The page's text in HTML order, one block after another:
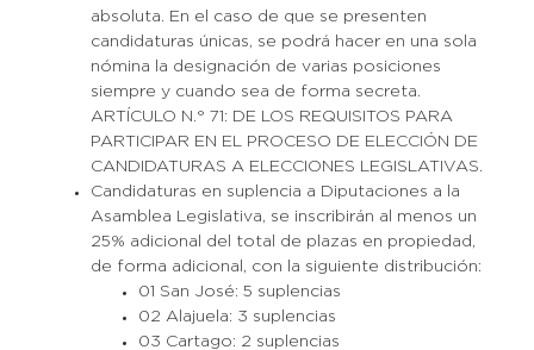
absoluta. En el caso de que se presenten
candidaturas únicas, se podrá hacer en una sola
nómina la designación de varias posiciones
siempre y cuando sea de forma secreta.
ARTÍCULO N.° 71: DE LOS REQUISITOS PARA
PARTICIPAR EN EL PROCESO DE ELECCIÓN DE
CANDIDATURAS A ELECCIONES LEGISLATIVAS.
Candidaturas en suplencia a Diputaciones a la
Asamblea Legislativa, se inscribirán al menos un
25% adicional del total de plazas en propiedad,
de forma adicional, con la siguiente distribución:
01 San José: 5 suplencias
02 Alajuela: 3 suplencias
03 Cartago: 2 suplencias